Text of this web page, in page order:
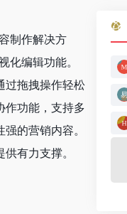
制作解决方
编辑功能。
过拖拽操作轻松
作功能，支持多
的营销内容。
有力支撑。